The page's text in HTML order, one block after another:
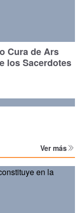
Cura de Ars
los Sacerdotes
Ver más